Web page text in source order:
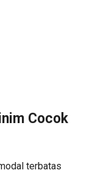
Cocok
terbatas